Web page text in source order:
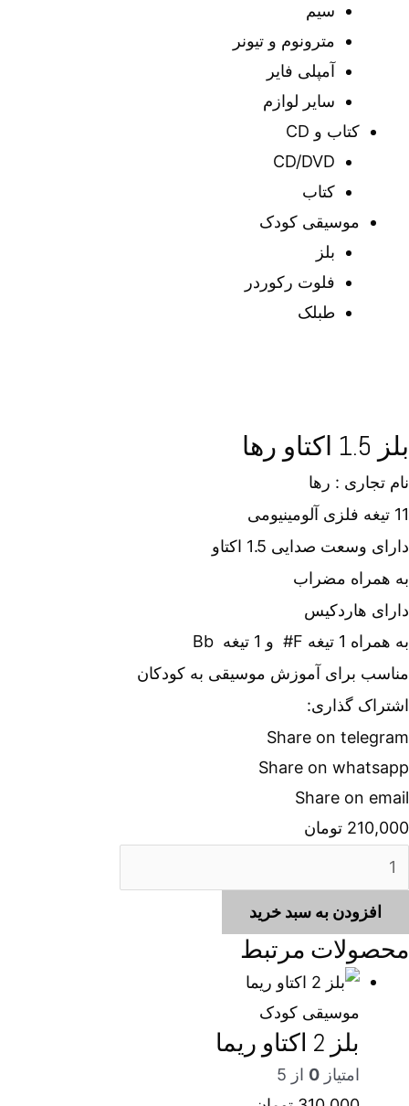
سیم
مترونوم و تیونر
آمپلی فایر
سایر لوازم
کتاب و CD
CD/DVD
کتاب
موسیقی کودک
بلز
فلوت رکوردر
طبلک
بلز 1.5 اکتاو رها
نام تجاری : رها
11 تیغه فلزی آلومینیومی
دارای وسعت صدایی 1.5 اکتاو
به همراه مضراب
دارای هاردکیس
به همراه 1 تیغه F# و 1 تیغه Bb
مناسب برای آموزش موسیقی به کودکان
اشتراک گذاری:
Share on telegram
Share on whatsapp
Share on email
210,000 تومان
بلز
1.5
اکتاو
رها
افزودن به سبد خرید
محصولات مرتبط
موسیقی کودک
بلز 2 اکتاو ریما
امتیاز 0 از 5